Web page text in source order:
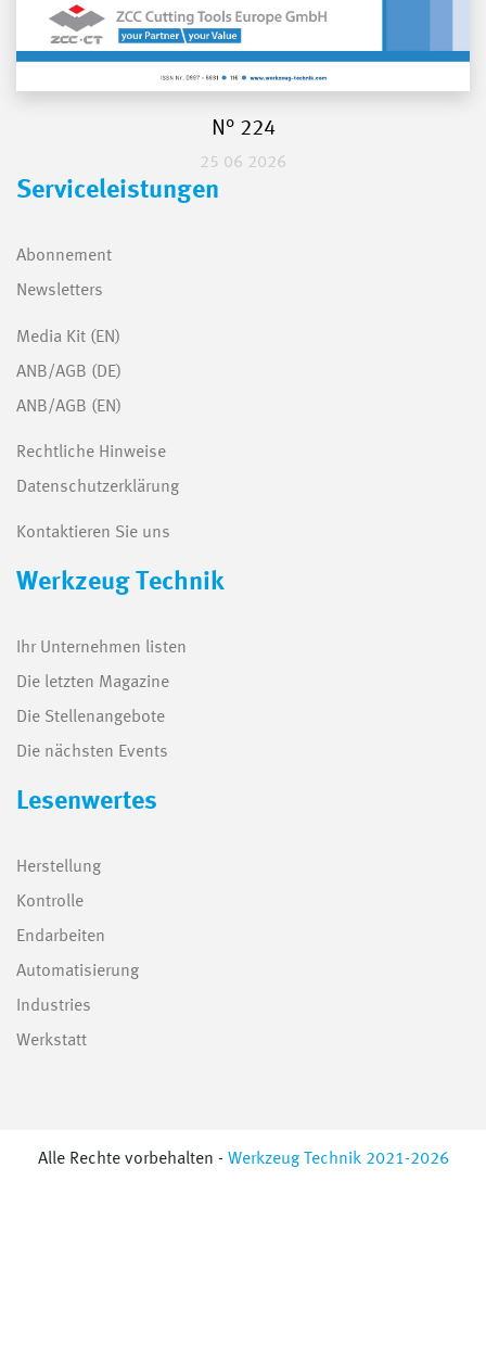
N° 224
25 06 2026
Serviceleistungen
Abonnement
Newsletters
Media Kit (EN)
ANB/AGB (DE)
ANB/AGB (EN)
Rechtliche Hinweise
Datenschutzerklärung
Kontaktieren Sie uns
Werkzeug Technik
Ihr Unternehmen listen
Die letzten Magazine
Die Stellenangebote
Die nächsten Events
Lesenwertes
Herstellung
Kontrolle
Endarbeiten
Automatisierung
Industries
Werkstatt
Alle Rechte vorbehalten - Werkzeug Technik 2021-2026